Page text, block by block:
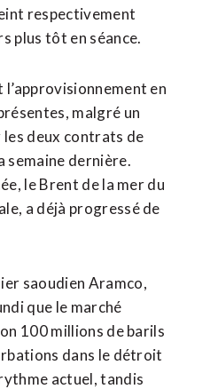
respectivement
plus tôt en séance.
en
malgré un
les deux contrats de
semaine dernière.
le Brent de la mer du
a déjà progressé de
saoudien Aramco,
que le marché
100 millions de barils
dans le détroit
actuel, tandis